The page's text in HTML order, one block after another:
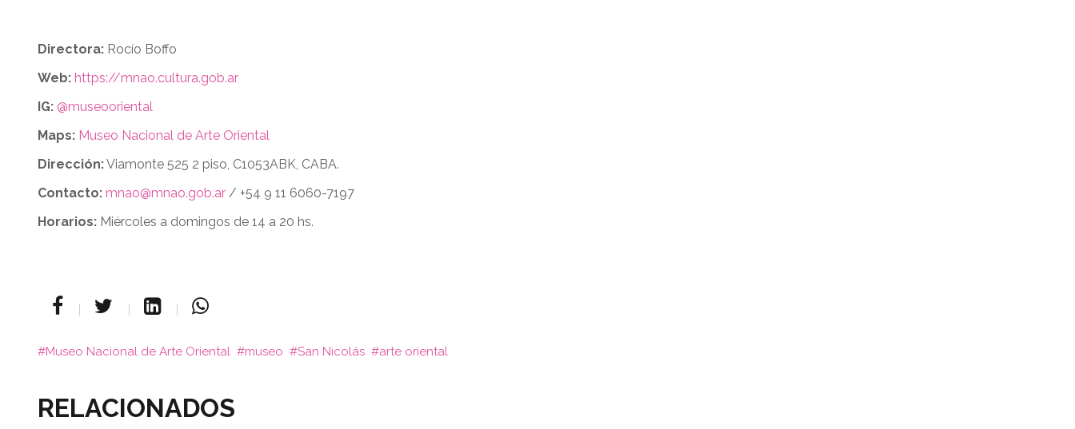
Directora: Rocío Boffo
Web: https://mnao.cultura.gob.ar
IG: @museooriental
Maps: Museo Nacional de Arte Oriental
Dirección:Viamonte 525 2 piso, C1053ABK, CABA.
Contacto: mnao@mnao.gob.ar / +54 9 11 6060-7197
Horarios: Miércoles a domingos de 14 a 20 hs.
Museo Nacional de Arte Oriental museo San Nicolás arte oriental
RELACIONADOS